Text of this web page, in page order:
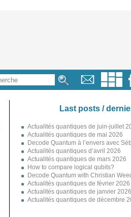
Last posts /
Actualités quantiques de juin-juillet
Actualités quantiques de mai 2026
Decode Quantum à l’envers avec
Actualités quantiques d’avril 2026
Actualités quantiques de mars 2026
How to compare logical qubits?
Decode Quantum with Christian
Actualités quantiques de février 2026
Actualités quantiques de janvier 2026
Actualités quantiques de décembre